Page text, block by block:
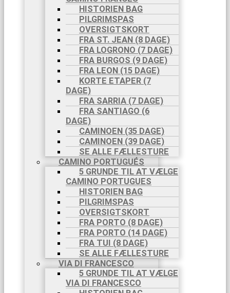
HISTORIEN BAG
PILGRIMSPAS
OVERSIGTSKORT
FRA ST. JEAN (8 DAGE)
FRA LOGRONO (7 DAGE)
FRA BURGOS (9 DAGE)
FRA LEON (15 DAGE)
KORTE ETAPER (7
DAGE)
FRA SARRIA (7 DAGE)
FRA SANTIAGO (6
DAGE)
CAMINOEN (35 DAGE)
CAMINOEN (39 DAGE)
SE ALLE FÆLLESTURE
CAMINO PORTUGUÉS
5 GRUNDE TIL AT VÆLGE
CAMINO PORTUGUES
HISTORIEN BAG
PILGRIMSPAS
OVERSIGTSKORT
FRA PORTO (8 DAGE)
FRA PORTO (14 DAGE)
FRA TUI (8 DAGE)
SE ALLE FÆLLESTURE
VIA DI FRANCESCO
5 GRUNDE TIL AT VÆLGE
VIA DI FRANCESCO